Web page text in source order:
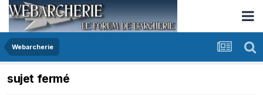
Webarcherie
sujet fermé